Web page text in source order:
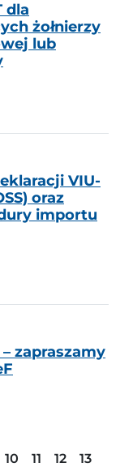
dla
żołnierzy
lub
VIU-
oraz
importu
zapraszamy
10 11 12
13